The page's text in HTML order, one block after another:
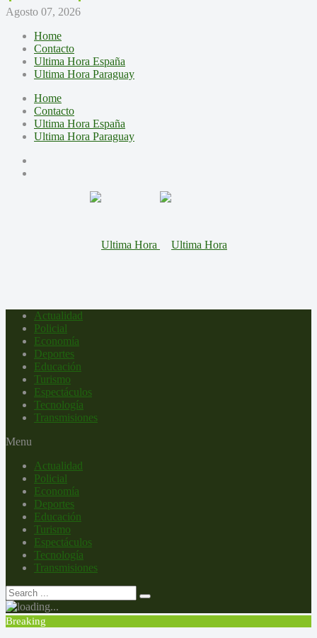
Agosto 07, 2026
Home
Contacto
Ultima Hora España
Ultima Hora Paraguay
Home
Contacto
Ultima Hora España
Ultima Hora Paraguay
Actualidad
Policial
Economía
Deportes
Educación
Turismo
Espectáculos
Tecnología
Transmisiones
Menu
Actualidad
Policial
Economía
Deportes
Educación
Turismo
Espectáculos
Tecnología
Transmisiones
Breaking